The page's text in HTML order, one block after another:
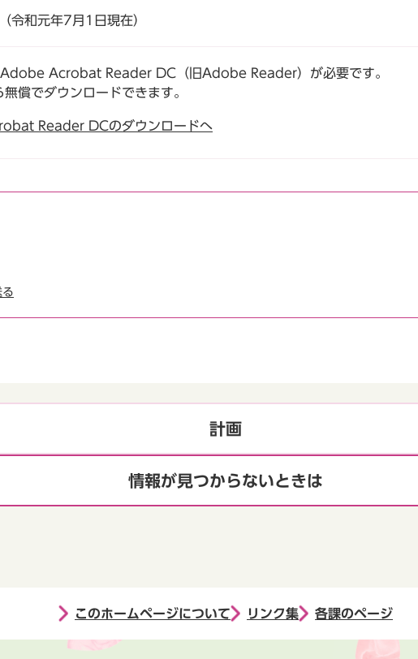
令和元年7月1日現在）
Adobe Acrobat Reader DC（旧Adobe Reader）が必要です。
償でダウンロードできます。
Reader DCのダウンロードへ
る
計画
情報が見つからないときは
このホームページについて リンク集 各課のページ